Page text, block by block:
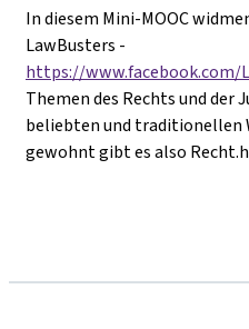
In diesem Mini-MOOC
LawBusters -
https://www.facebook.com/
Themen des Rechts und der
beliebten und traditionellen
gewohnt gibt es also